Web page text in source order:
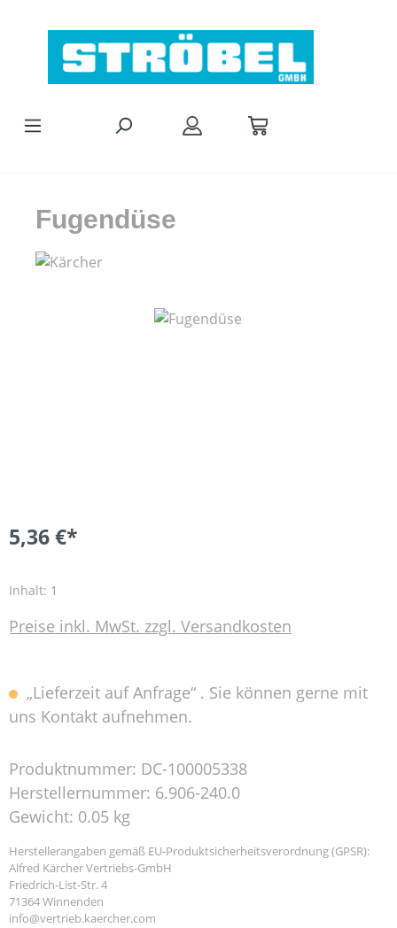
Fugendüse
Bildergalerie überspringen
5,36 €*
Inhalt: 1
Preise inkl. MwSt. zzgl. Versandkosten
„Lieferzeit auf Anfrage“ . Sie können gerne mit
uns Kontakt aufnehmen.
Produktnummer: DC-100005338
Herstellernummer: 6.906-240.0
Gewicht: 0.05 kg
Herstellerangaben gemäß EU-Produktsicherheitsverordnung (GPSR):
Alfred Kärcher Vertriebs-GmbH
Friedrich-List-Str. 4
71364 Winnenden
info@vertrieb.kaercher.com